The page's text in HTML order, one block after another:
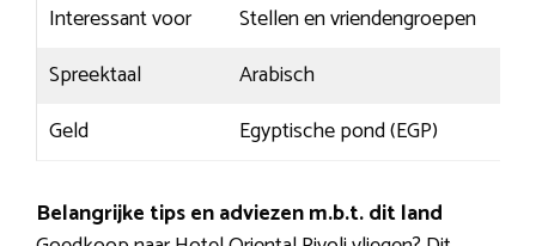
Interessant voor
Stellen en vriendengroepen
Spreektaal
Arabisch
Geld
Egyptische pond (EGP)
Belangrijke tips en adviezen m.b.t. dit land